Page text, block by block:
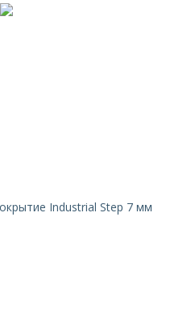
Industrial Step 7 мм